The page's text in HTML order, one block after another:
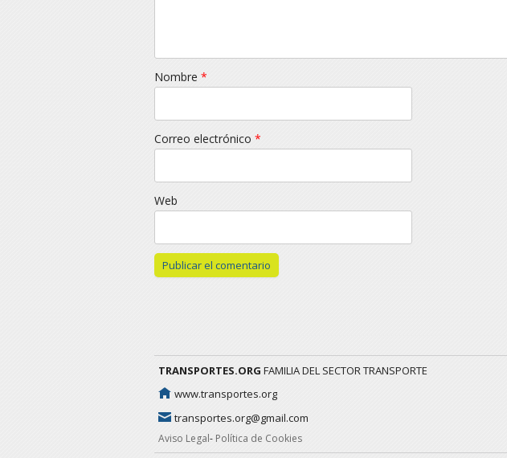
Nombre *
Correo electrónico *
Web
TRANSPORTES.ORG FAMILIA DEL SECTOR TRANSPORTE
www.transportes.org
transportes.org@gmail.com
Aviso Legal Política de Cookies